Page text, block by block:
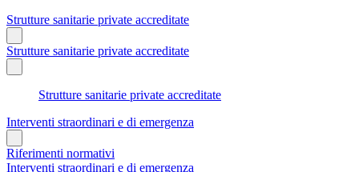
Strutture sanitarie private accreditate
Strutture sanitarie private accreditate
Strutture sanitarie private accreditate
Interventi straordinari e di emergenza
Riferimenti normativi
Interventi straordinari e di emergenza